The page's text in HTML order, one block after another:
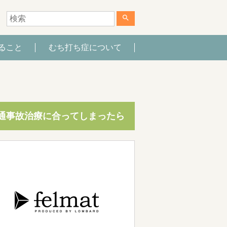
search
こと むち打ち症について
事故治療に合ってしまったら